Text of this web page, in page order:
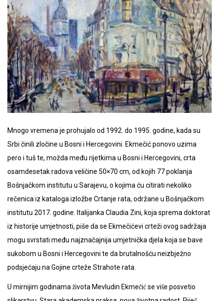
Mnogo vremena je prohujalo od 1992. do 1995. godine, kada su
Srbi činili zločine u Bosni i Hercegovini. Ekmečić ponovo uzima
pero i tuš te, možda među rijetkima u Bosni i Hercegovini, crta
osamdesetak radova veličine 50×70 cm, od kojih 77 poklanja
Bošnjačkom institutu u Sarajevu, o kojima ću citirati nekoliko
rečenica iz kataloga izložbe Crtanje rata, održane u Bošnjačkom
institutu 2017. godine. Italijanka Claudia Zini, koja sprema doktorat
iz historije umjetnosti, piše da se Ekmečićevi crteži ovog sadržaja
mogu svrstati među najznačajnija umjetnička djela koja se bave
sukobom u Bosni i Hercegovini te da brutalnošću neizbježno
podsjećaju na Gojine crteže Strahote rata.
U mirnijim godinama života Mevludin Ekmečić se više posvetio